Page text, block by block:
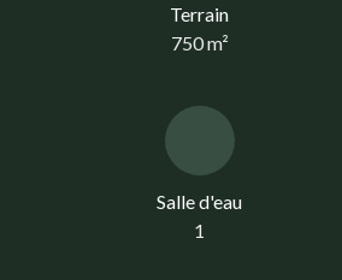
Terrain
750m²
Salle d'eau
1